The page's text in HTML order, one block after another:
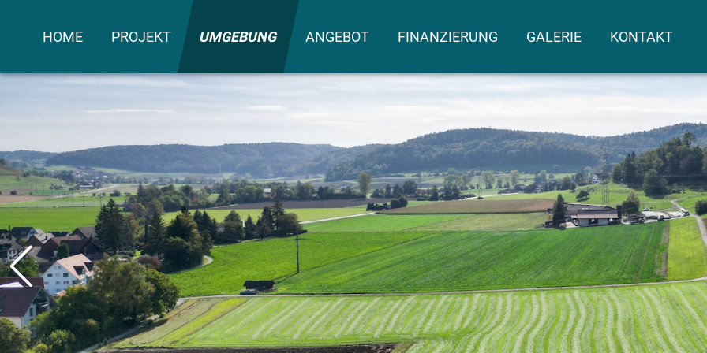
HOME PROJEKT UMGEBUNG ANGEBOT FINANZIERUNG GALERIE KONTAKT